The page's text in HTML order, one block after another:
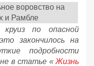
воровство на
и Рамбле
по опасной
закончилось на
подробности
в статье « Жизнь